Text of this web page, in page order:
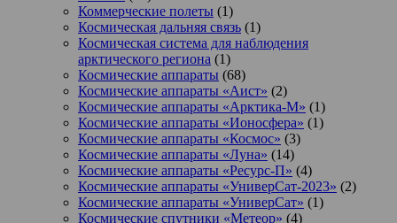
Коммерческие полеты (1)
Космическая дальняя связь (1)
Космическая система для наблюдения
арктического региона (1)
Космические аппараты (68)
Космические аппараты «Аист» (2)
Космические аппараты «Арктика-М» (1)
Космические аппараты «Ионосфера» (1)
Космические аппараты «Космос» (3)
Космические аппараты «Луна» (14)
Космические аппараты «Ресурс-П» (4)
Космические аппараты «УниверСат-2023» (2)
Космические аппараты «УниверСат» (1)
Космические спутники «Метеор» (4)